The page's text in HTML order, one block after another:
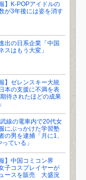
報】K-POPアイドルの
が3年後には姿を消す
出の日系企業「中国
スはもう大変」
報】ゼレンスキー大統
本の支援に不満を表
待されたほどの成果
線の電車内で20代女
にぶっかけた学習塾
の男を逮捕「月に1、
ている」
報】中国コミコン界
子コスプレイヤーが
ースを販売 大盛況